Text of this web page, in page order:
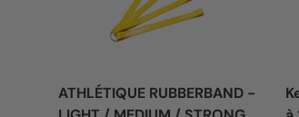
ATHLÉTIQUE RUBBERBAND -